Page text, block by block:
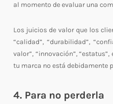
al momento de evaluar una
Los juicios de valor que los
“calidad”, “durabilidad”,
valor”, “innovación”,
tu marca no está debidamente
4. Para no perderla